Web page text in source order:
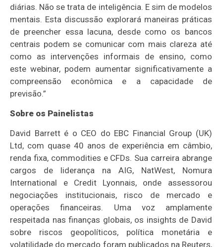
diárias. Não se trata de inteligência. E sim de modelos
mentais. Esta discussão explorará maneiras práticas
de preencher essa lacuna, desde como os bancos
centrais podem se comunicar com mais clareza até
como as intervenções informais de ensino, como
este webinar, podem aumentar significativamente a
compreensão econômica e a capacidade de
previsão.”
Sobre os Painelistas
David Barrett é o CEO do EBC Financial Group (UK)
Ltd, com quase 40 anos de experiência em câmbio,
renda fixa, commodities e CFDs. Sua carreira abrange
cargos de liderança na AIG, NatWest, Nomura
International e Credit Lyonnais, onde assessorou
negociações institucionais, risco de mercado e
operações financeiras. Uma voz amplamente
respeitada nas finanças globais, os insights de David
sobre riscos geopolíticos, política monetária e
volatilidade do mercado foram publicados na Reuters,